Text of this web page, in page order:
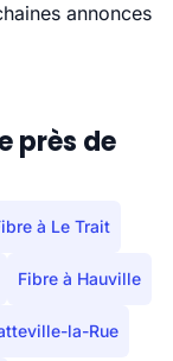
annonces
près de
à Le Trait
Fibre à Hauville
la-Rue